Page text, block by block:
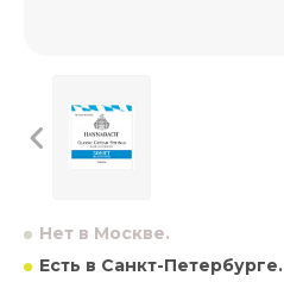
Нет в Москве.
Есть в Санкт-Петербурге.